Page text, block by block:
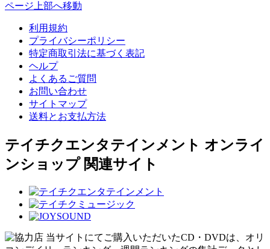
ページ上部へ移動
利用規約
プライバシーポリシー
特定商取引法に基づく表記
ヘルプ
よくあるご質問
お問い合わせ
サイトマップ
送料とお支払方法
テイチクエンタテインメント オンライ
ンショップ 関連サイト
当サイトにてご購入いただいたCD・DVDは、オリ